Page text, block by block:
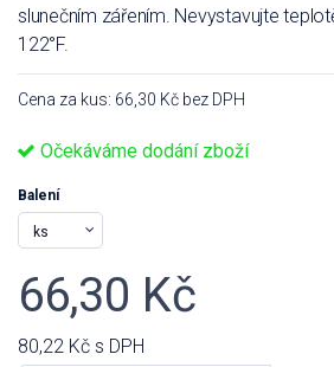
slunečním zářením. Nevystavujte
122°F.
Cena za kus: 66,30 Kč bez DPH
Očekáváme dodání zboží
Balení
66,30 Kč
80,22 Kč s DPH